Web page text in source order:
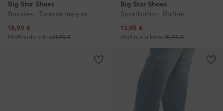
Big Star Shoes
Basutės · Tamsiai mėlyna
Dabartinė kaina
18,99 €
Mažiausia kaina21,99 €
Big Star Shoes
Sportbačiai · Rožinė
Dabartinė kaina
13,95 €
Mažiausia kaina15,95 €